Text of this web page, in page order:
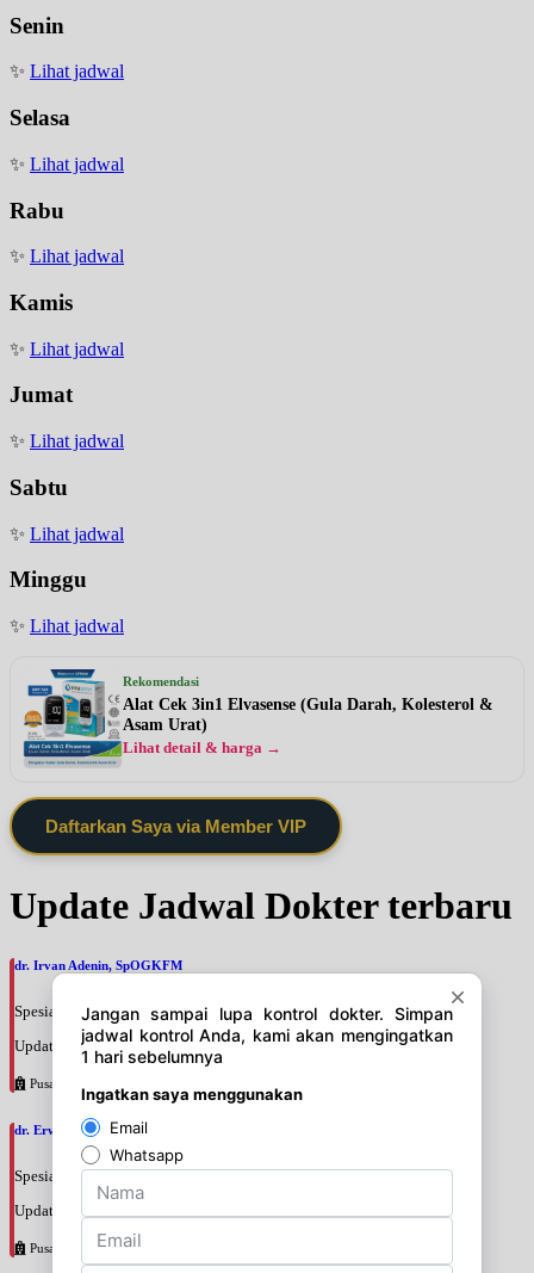
Senin
✨ Lihat jadwal
Selasa
✨ Lihat jadwal
Rabu
✨ Lihat jadwal
Kamis
✨ Lihat jadwal
Jumat
✨ Lihat jadwal
Sabtu
✨ Lihat jadwal
Minggu
✨ Lihat jadwal
Rekomendasi
Alat Cek 3in1 Elvasense (Gula Darah, Kolesterol &
Asam Urat)
Lihat detail & harga →
Daftarkan Saya via Member VIP
Update Jadwal Dokter terbaru
dr. Irvan Adenin, SpOGKFM
Spesialis: Kebidanan & Kandungan
Update terakhir: 2026-08-07 16:10:01
Pusat Pertamina
dr. Erwinsyah Hasyim Harahap, M.Kes
Spesialis: Kebidanan & Kandungan
Update terakhir: 2026-08-07 16:02:11
Pusat Pertamina